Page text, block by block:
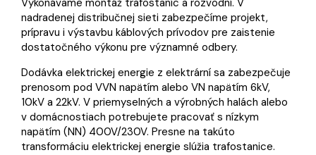
Vykonávame montáž trafostaníc a rozvodní. V
nadradenej distribučnej sieti zabezpečíme projekt,
prípravu i výstavbu káblových prívodov pre zaistenie
dostatočného výkonu pre významné odbery.
Dodávka elektrickej energie z elektrární sa zabezpečuje
prenosom pod VVN napätím alebo VN napätím 6kV,
10kV a 22kV. V priemyselných a výrobných halách alebo
v domácnostiach potrebujete pracovať s nízkym
napätím (NN) 400V/230V. Presne na takúto
transformáciu elektrickej energie slúžia trafostanice.